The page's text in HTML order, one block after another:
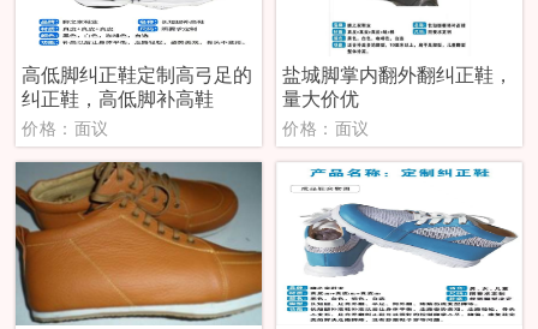
高低脚纠正鞋定制高弓足的
纠正鞋，高低脚补高鞋
价格：面议
盐城脚掌内翻外翻纠正鞋，
量大价优
价格：面议